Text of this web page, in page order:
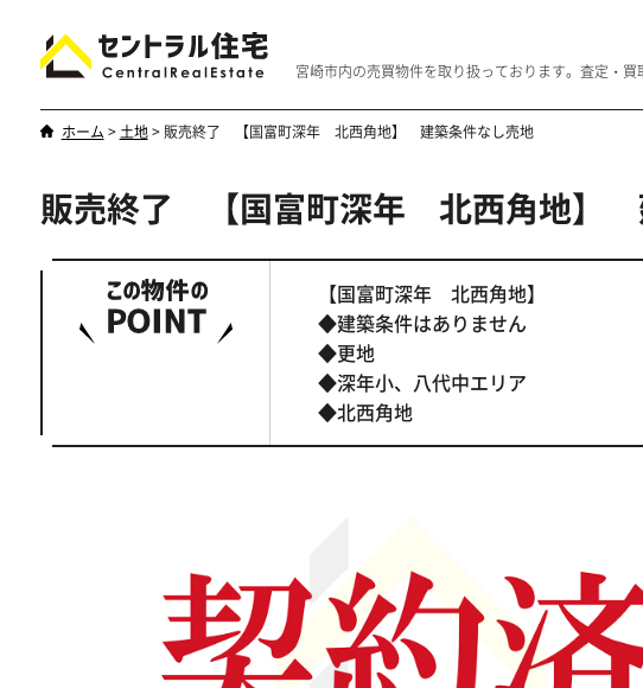
宮崎市内の売買物件を取り扱っております。査定・買
やはり一戸建てが一番
ホーム > 土地> 販売終了 【国富町深年 北西角地】 建築条件なし売地
販売終了 【国富町深年 北西角地】
【国富町深年 北西角地】
◆建築条件はありません
◆更地
◆深年小、八代中エリア
◆北西角地